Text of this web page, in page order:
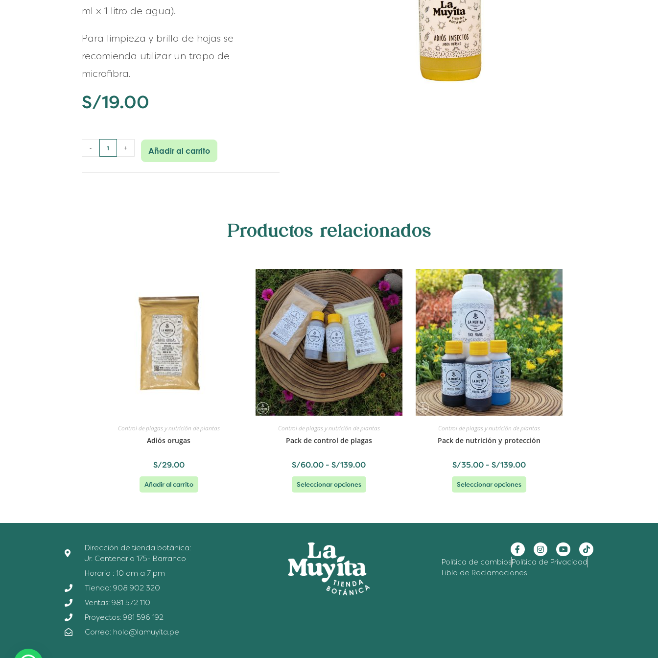
ml x 1 litro de agua).
Para limpieza y brillo de hojas se
recomienda utilizar un trapo de
microfibra.
S/19.00
- + Añadir al carrito
Productos relacionados
Control de plagas y nutrición de plantas
Adiós orugas
S/29.00
Añadir al carrito
Control de plagas y nutrición de plantas
Pack de control de plagas
S/60.00 - S/139.00
Seleccionar opciones
Control de plagas y nutrición de plantas
Pack de nutrición y protección
S/35.00 - S/139.00
Seleccionar opciones
Dirección de tienda botánica:
Jr. Centenario 175- Barranco
Horario : 10 am a 7 pm
Tienda: 908 902 320
Ventas: 981 572 110
Proyectos: 981 596 192
Correo: hola@lamuyita.pe
Política de cambiosPolítica de Privacidad
Liblo de Reclamaciones